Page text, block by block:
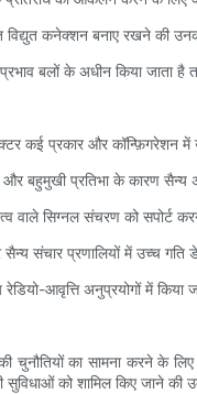
कनेक्शन बनाए रखने की
बलों के अधीन किया जाता है
कई प्रकार और कॉन्फ़िगरेशन
और बहुमुखी प्रतिभा के कारण
सिग्नल संचरण को सपोर्ट
संचार प्रणालियों में उच्च गति
आवृत्ति अनुप्रयोगों में
चुनौतियों का सामना करने के
को शामिल किए जाने की